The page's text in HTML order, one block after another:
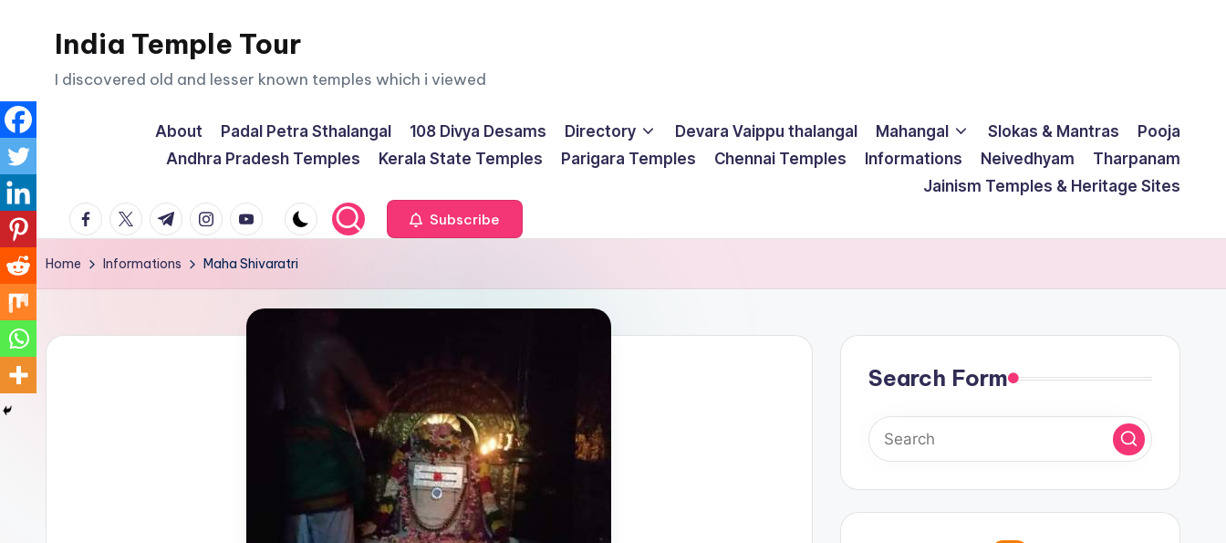
content
India Temple Tour
I discovered old and lesser known temples which i viewed
About Padal Petra Sthalangal 108 Divya Desams Directory Devara Vaippu thalangal Mahangal Slokas & Mantras
Pooja
Andhra Pradesh Temples
Kerala State Temples Parigara Temples Chennai Temples Informations Neivedhyam
Tharpanam
Jainism Temples & Heritage Sites
facebook.com
twitter.com
t.me instagram.com
youtube.com Subscribe
Home Informations Maha Shivaratri
Search Form